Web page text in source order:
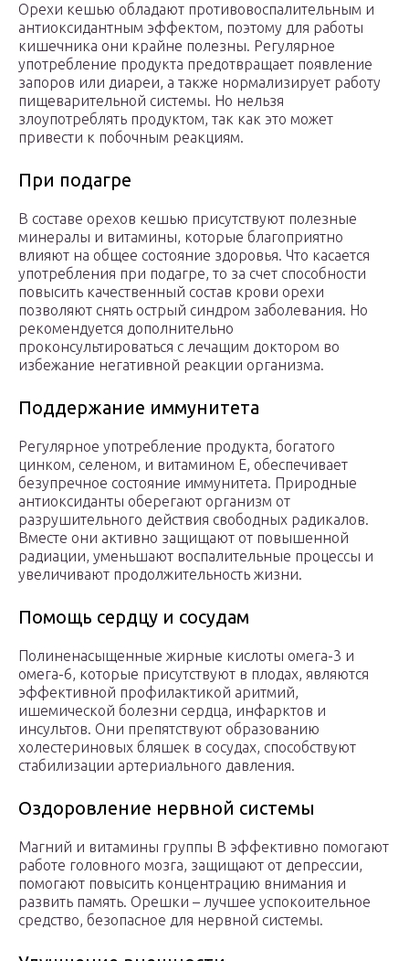
Орехи кешью обладают противовоспалительным и
антиоксидантным эффектом, поэтому для работы
кишечника они крайне полезны. Регулярное
употребление продукта предотвращает появление
запоров или диареи, а также нормализирует работу
пищеварительной системы. Но нельзя
злоупотреблять продуктом, так как это может
привести к побочным реакциям.
При подагре
В составе орехов кешью присутствуют полезные
минералы и витамины, которые благоприятно
влияют на общее состояние здоровья. Что касается
употребления при подагре, то за счет способности
повысить качественный состав крови орехи
позволяют снять острый синдром заболевания. Но
рекомендуется дополнительно
проконсультироваться с лечащим доктором во
избежание негативной реакции организма.
Поддержание иммунитета
Регулярное употребление продукта, богатого
цинком, селеном, и витамином E, обеспечивает
безупречное состояние иммунитета. Природные
антиоксиданты оберегают организм от
разрушительного действия свободных радикалов.
Вместе они активно защищают от повышенной
радиации, уменьшают воспалительные процессы и
увеличивают продолжительность жизни.
Помощь сердцу и сосудам
Полиненасыщенные жирные кислоты омега-3 и
омега-6, которые присутствуют в плодах, являются
эффективной профилактикой аритмий,
ишемической болезни сердца, инфарктов и
инсультов. Они препятствуют образованию
холестериновых бляшек в сосудах, способствуют
стабилизации артериального давления.
Оздоровление нервной системы
Магний и витамины группы B эффективно помогают
работе головного мозга, защищают от депрессии,
помогают повысить концентрацию внимания и
развить память. Орешки – лучшее успокоительное
средство, безопасное для нервной системы.